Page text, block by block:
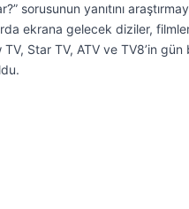
sorusunun yanıtını
ekrana gelecek diziler,
Star TV, ATV ve TV8’in